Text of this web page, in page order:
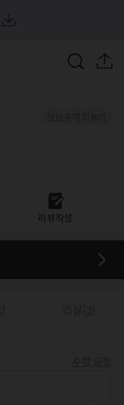
리뷰작성